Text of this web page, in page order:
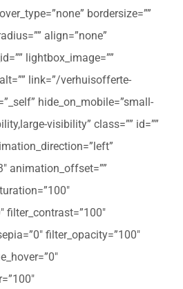
bordersize=””
align=”none”
lightbox_image=””
link=”/verhuisofferte-
hide_on_mobile=”small-
visibility” class=”” id=””
animation_offset=””
filter_contrast=”100″
filter_opacity=”100″